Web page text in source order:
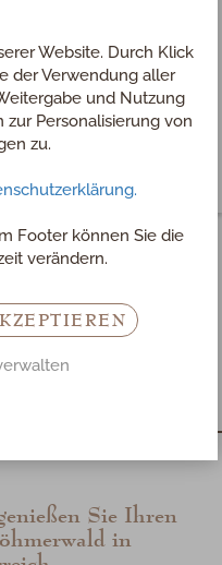
Ihren
Sie Ihren
in
Website. Durch Klick
der Verwendung aller
und Nutzung
Personalisierung von
zu.
Footer können Sie die
verändern.